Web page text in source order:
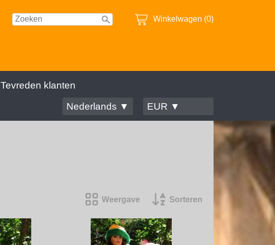
Winkelwagen (0)
Tevreden klanten
Nederlands ▼
EUR ▼
Weergave Sorteren